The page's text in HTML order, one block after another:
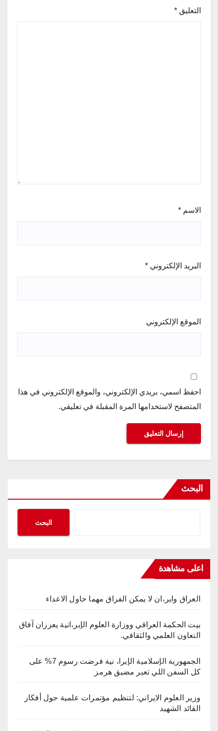
التعليق *
الاسم *
البريد الإلكتروني *
الموقع الإلكتروني
احفظ اسمي، بريدي الإلكتروني، والموقع الإلكتروني في هذا
المتصفح لاستخدامها المرة المقبلة في تعليقي.
البحث
البحث
اعلى مشاهدة
العراق واير،ان لا يمكن الفراق مهما حاول الاعداء
بيت الحكمة العراقي ووزارة العلوم الإير،انية يعززان آفاق
التعاون العلمي والثقافي.
الجمهورية الإسلامية الإيرا، نية فرضت رسوم 7% على
كل السفن اللي تعبر مضيق هرمز
وزير العلوم الايراني: لتنظيم مؤتمرات علمية حول أفكار
القائد الشهيد